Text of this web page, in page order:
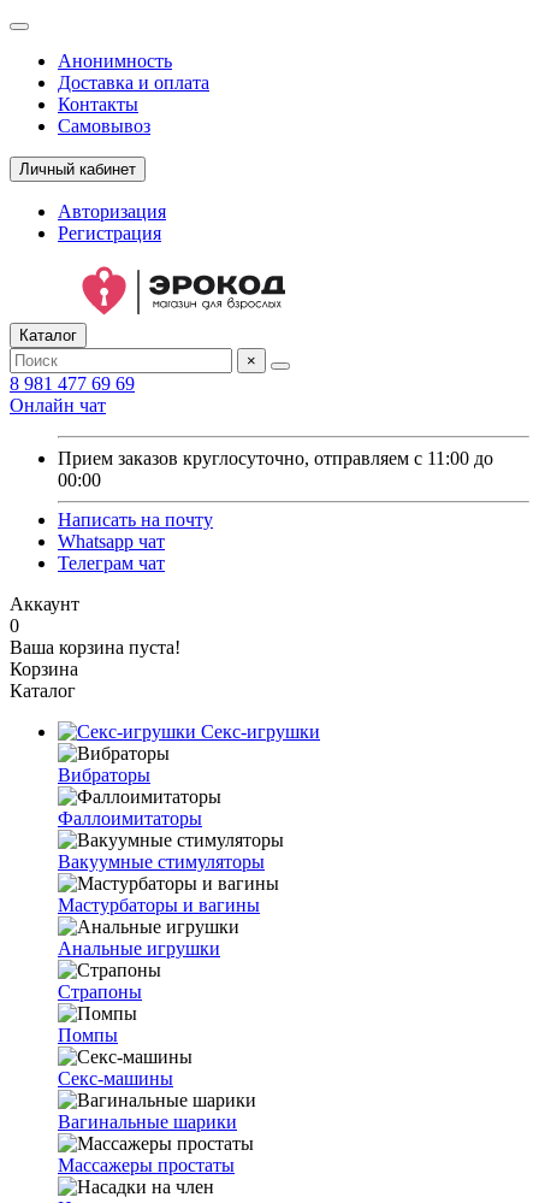
Анонимность
Доставка и оплата
Контакты
Самовывоз
Личный кабинет
Авторизация
Регистрация
Каталог
×
8 981 477 69 69
Онлайн чат
Прием заказов круглосуточно, отправляем с 11:00 до
00:00
Написать на почту
Whatsapp чат
Телеграм чат
Аккаунт
0
Ваша корзина пуста!
Корзина
Каталог
Секс-игрушки
Вибраторы
Фаллоимитаторы
Вакуумные стимуляторы
Мастурбаторы и вагины
Анальные игрушки
Страпоны
Помпы
Секс-машины
Вагинальные шарики
Массажеры простаты